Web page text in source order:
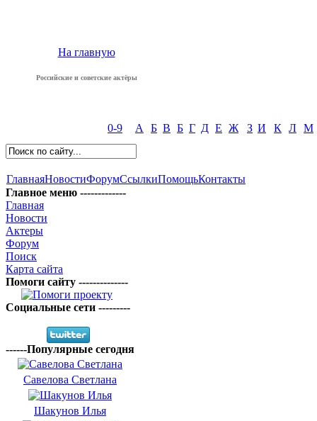
На главную
Российские и советские актёры
0-9 А Б В Б Г Д Е Ж З И К Л М
ГлавнаяНовостиФорумСсылкиПомощьКонтакты
Главное меню -------------
Главная
Новости
Актеры
Форум
Поиск
Карта сайта
Помоги сайту --------------
Социальные сети ---------
------Популярные сегодня
Савелова Светлана
Шакунов Илья